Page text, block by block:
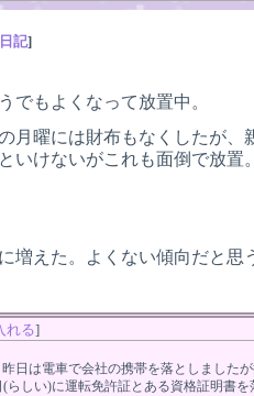
記]
でもよくなって放置中。
月曜には財布もなくしたが
いけないがこれも面倒で放
増えた。よくない傾向だと思
れる]
日は電車で会社の携帯を落としました
しい)に運転免許証とある資格証明書